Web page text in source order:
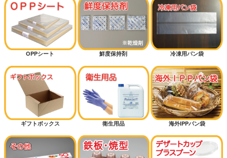
OPPシート 鮮度保持剤 冷凍用パン袋
ギフトボックス 衛生用品 海外IPPパン袋